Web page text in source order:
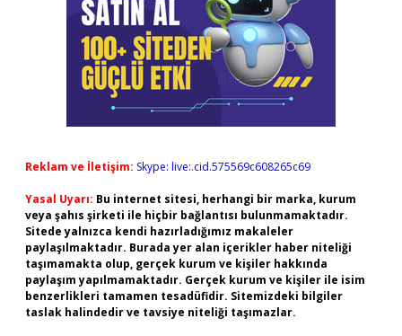
Reklam ve İletişim: Skype: live:.cid.575569c608265c69
Yasal Uyarı: Bu internet sitesi, herhangi bir marka, kurum
veya şahıs şirketi ile hiçbir bağlantısı bulunmamaktadır.
Sitede yalnızca kendi hazırladığımız makaleler
paylaşılmaktadır. Burada yer alan içerikler haber niteliği
taşımamakta olup, gerçek kurum ve kişiler hakkında
paylaşım yapılmamaktadır. Gerçek kurum ve kişiler ile isim
benzerlikleri tamamen tesadüfidir. Sitemizdeki bilgiler
taslak halindedir ve tavsiye niteliği taşımazlar.